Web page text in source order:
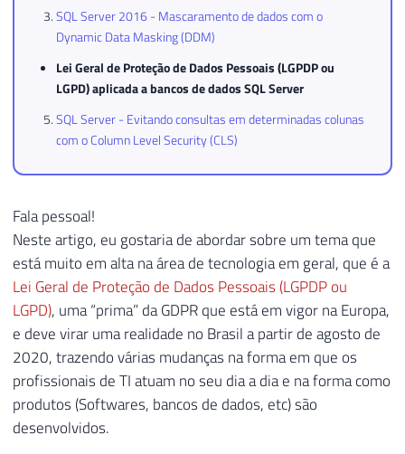
SQL Server 2016 - Mascaramento de dados com o
Dynamic Data Masking (DDM)
Lei Geral de Proteção de Dados Pessoais (LGPDP ou
LGPD) aplicada a bancos de dados SQL Server
SQL Server - Evitando consultas em determinadas colunas
com o Column Level Security (CLS)
Fala pessoal!
Neste artigo, eu gostaria de abordar sobre um tema que
está muito em alta na área de tecnologia em geral, que é a
Lei Geral de Proteção de Dados Pessoais (LGPDP ou
LGPD), uma “prima” da GDPR que está em vigor na Europa,
e deve virar uma realidade no Brasil a partir de agosto de
2020, trazendo várias mudanças na forma em que os
profissionais de TI atuam no seu dia a dia e na forma como
produtos (Softwares, bancos de dados, etc) são
desenvolvidos.